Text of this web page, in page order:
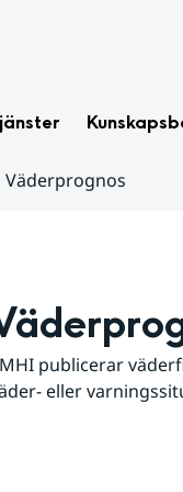
Väderprognos
publicerar
eller